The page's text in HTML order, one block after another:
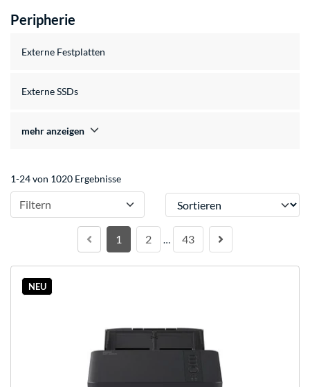
Peripherie
Externe Festplatten
Externe SSDs
mehr anzeigen
1-24 von 1020 Ergebnisse
Filtern Sortieren
1 2 … 43
NEU